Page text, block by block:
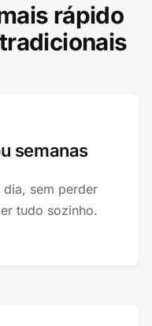
rápido
semanas
sem perder
tudo sozinho.